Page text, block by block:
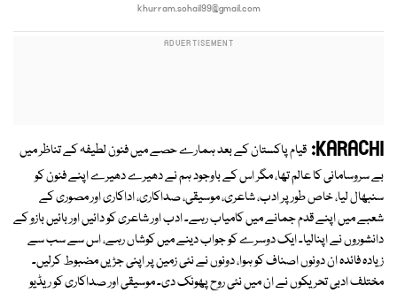
khurram.sohail99@gmail.com
KARACHI: قیام پاکستان کے بعد ہمارے حصے میں فنون لطیفہ کے تناظر میں
بے سروسامانی کا عالم تھا، مگر اس کے باوجود ہم نے دھیرے دھیرے اپنے فنون کو
سنبھال لیا، خاص طور پر ادب، شاعری، موسیقی، صداکاری، اداکاری اور مصوری کے
شعبے میں اپنے قدم جمانے میں کامیاب رہے۔ ادب اور شاعری کو دائیں اور بائیں بازو کے
دانشوروں نے اپنالیا۔ ایک دوسرے کو جواب دینے میں کوشاں رہے، اس سے سب سے
زیادہ فائدہ ان دونوں اصناف کو ہوا، دونوں نے نئی زمین پر اپنی جڑیں مضبوط کرلیں۔
مختلف ادبی تحریکوں نے ان میں نئی روح پھونک دی۔ موسیقی اور صداکاری کو ریڈیو